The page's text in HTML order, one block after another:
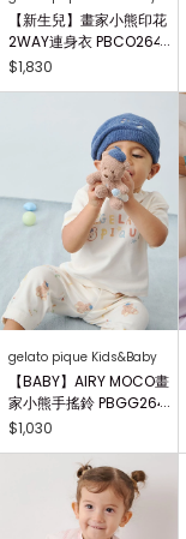
【新生兒】畫家小熊印花
2WAY連身衣 PBCO264
738
$1,830
gelato pique Kids&Baby
【BABY】AIRY MOCO畫
家小熊手搖鈴 PBGG264
414
$1,030